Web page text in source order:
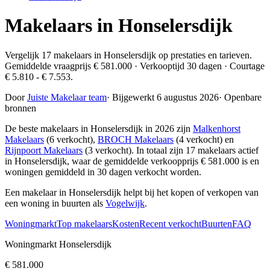
Makelaars in Honselersdijk
Vergelijk 17 makelaars in Honselersdijk op prestaties en tarieven.
Gemiddelde vraagprijs € 581.000 · Verkooptijd 30 dagen · Courtage
€ 5.810 - € 7.553.
DoorJuiste Makelaar team· Bijgewerkt 6 augustus 2026· Openbare
bronnen
De beste makelaars in Honselersdijk in 2026 zijn Malkenhorst
Makelaars (6 verkocht), BROCH Makelaars (4 verkocht) en
Rijnpoort Makelaars (3 verkocht). In totaal zijn 17 makelaars actief
in Honselersdijk, waar de gemiddelde verkoopprijs € 581.000 is en
woningen gemiddeld in 30 dagen verkocht worden.
Een makelaar in Honselersdijk helpt bij het kopen of verkopen van
een woning in buurten als Vogelwijk.
WoningmarktTop makelaarsKostenRecent verkochtBuurtenFAQ
Woningmarkt Honselersdijk
€ 581.000